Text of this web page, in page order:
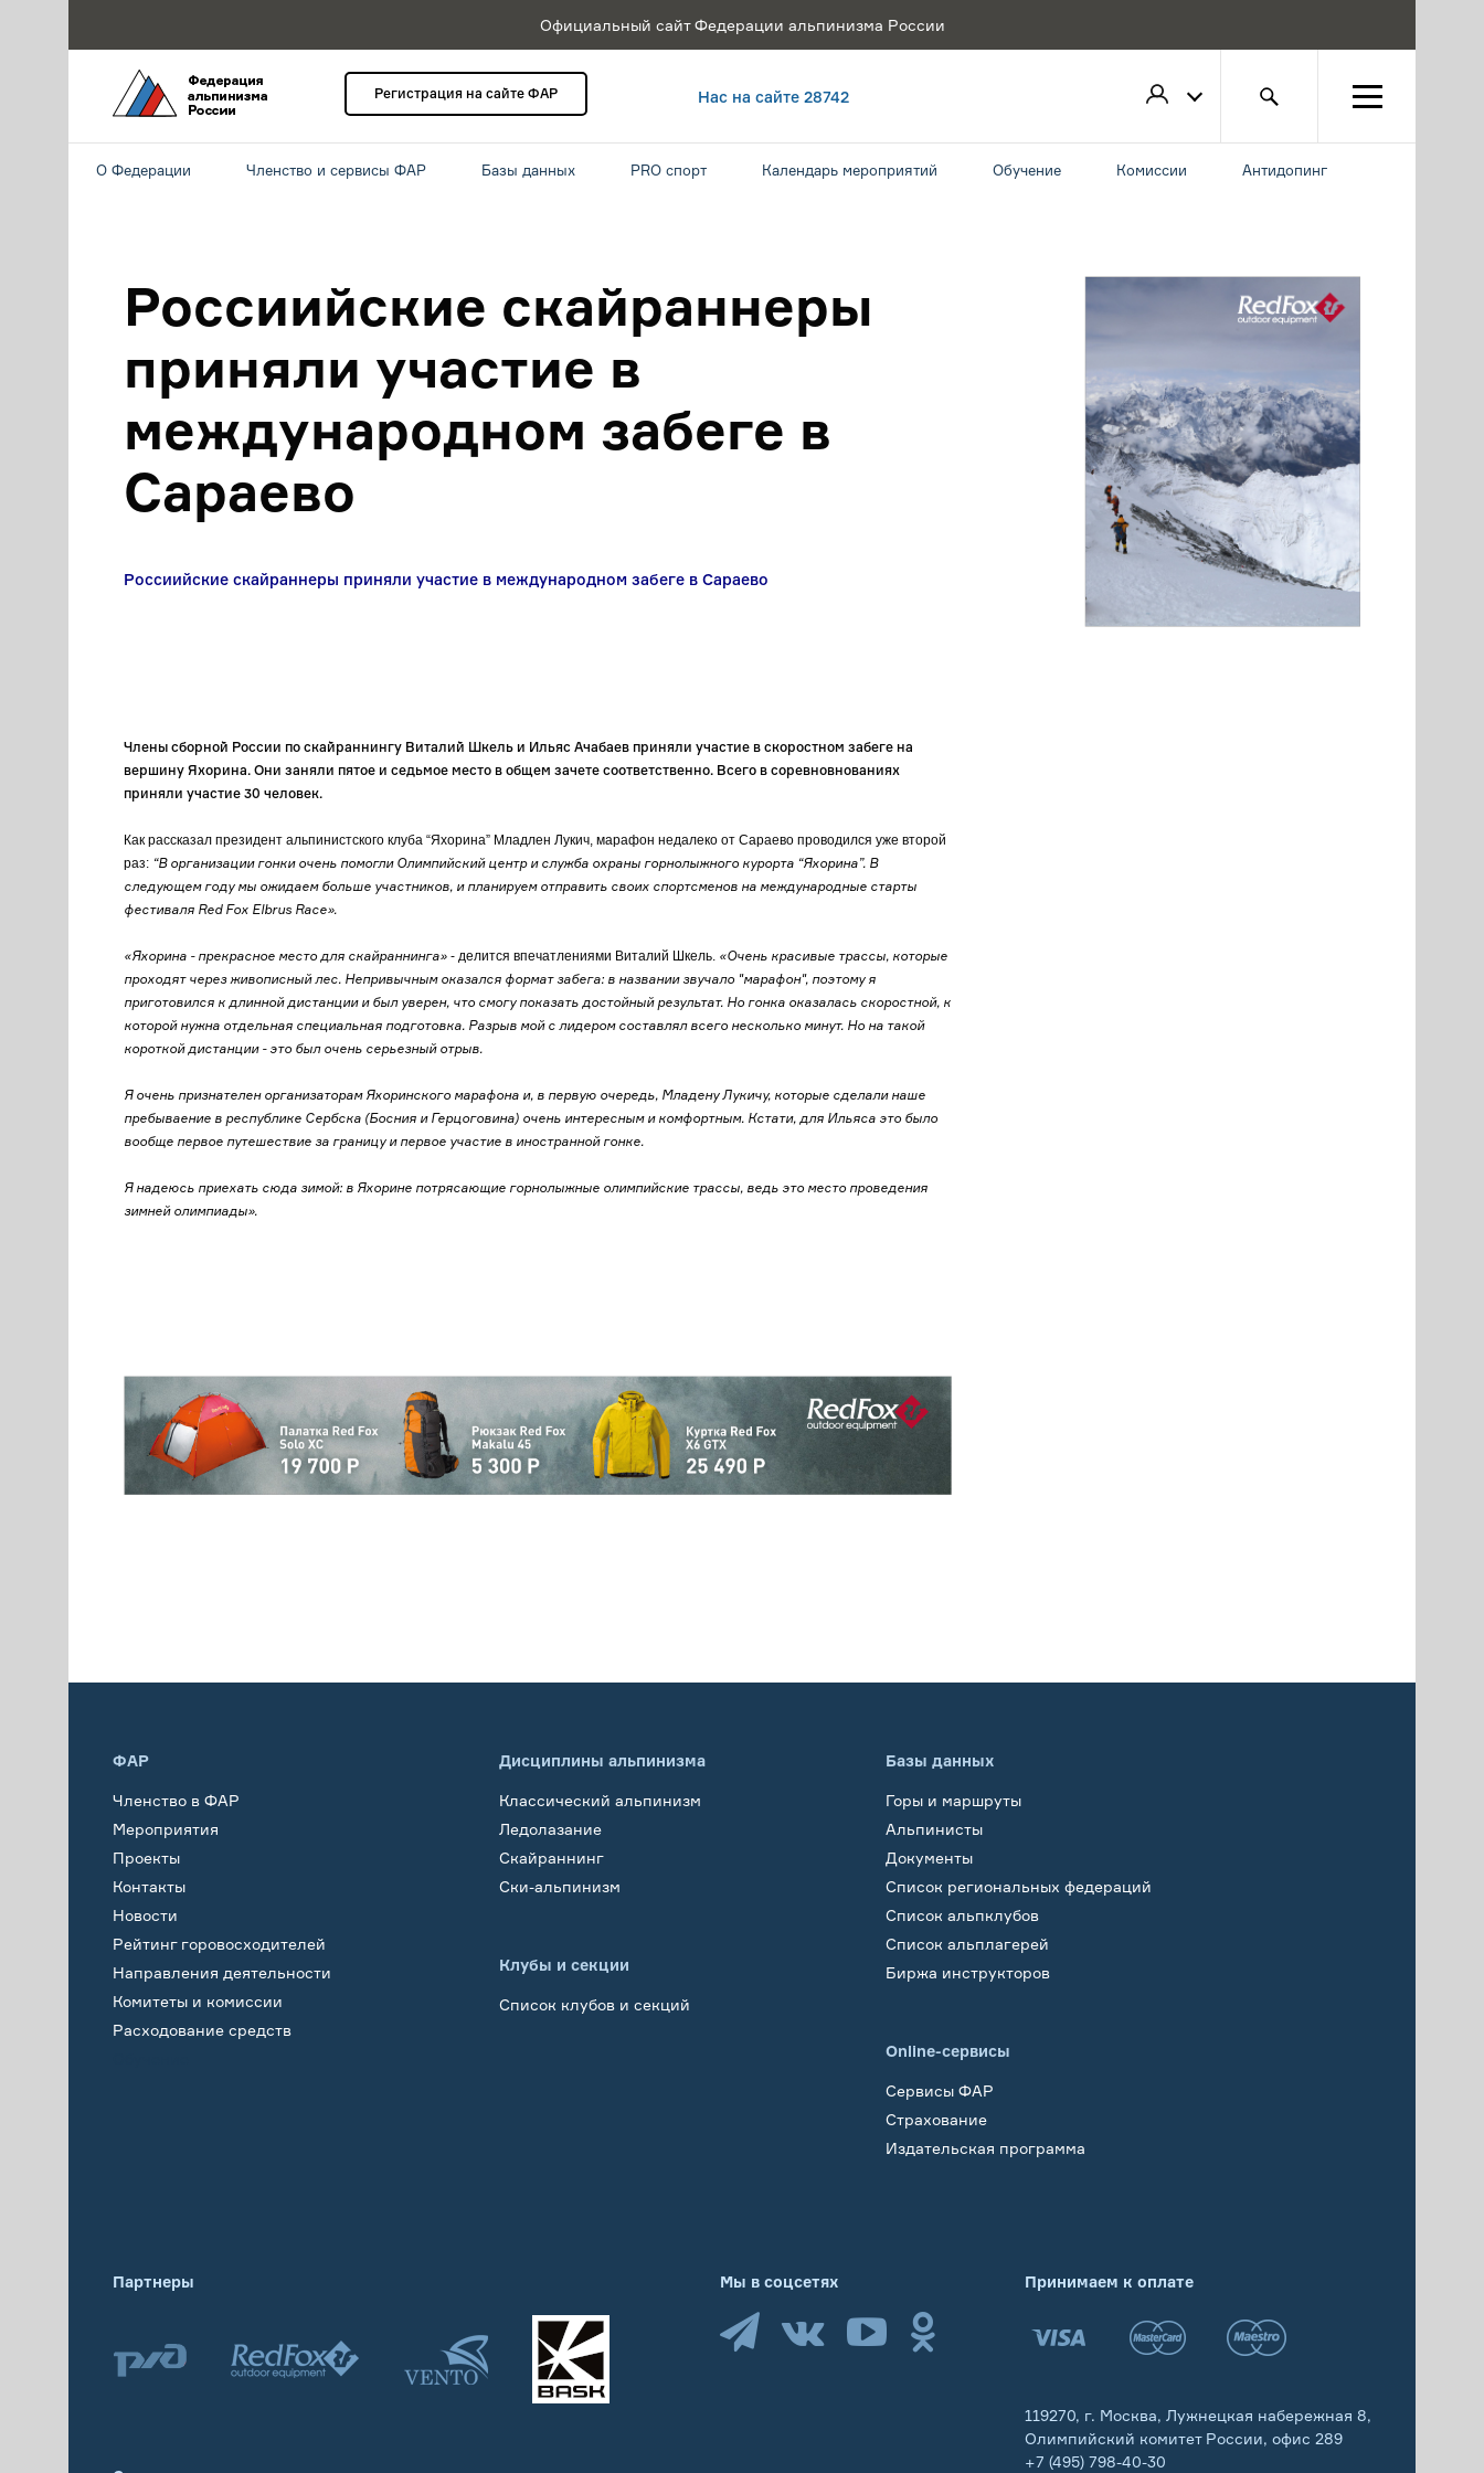
Официальный сайт Федерации альпинизма России
Регистрация на сайте ФАР Нас на сайте 28742
О Федерации Членство и сервисы ФАР Базы данных PRO спорт Календарь мероприятий Обучение Комиссии Антидопинг
Россиийские скайраннеры
приняли участие в
международном забеге в
Сараево
Россиийские скайраннеры приняли участие в международном забеге в Сараево
Члены сборной России по скайраннингу Виталий Шкель и Ильяс Ачабаев приняли участие в скоростном забеге на
вершину Яхорина. Они заняли пятое и седьмое место в общем зачете соответственно. Всего в соревновнованиях
приняли участие 30 человек.
Как рассказал президент альпинистского клуба “Яхорина” Младлен Лукич, марафон недалеко от Сараево проводился уже второй
раз: “В организации гонки очень помогли Олимпийский центр и служба охраны горнолыжного курорта “Яхорина”. В
следующем году мы ожидаем больше участников, и планируем отправить своих спортсменов на международные старты
фестиваля Red Fox Elbrus Race».
«Яхорина - прекрасное место для скайраннинга» - делится впечатлениями Виталий Шкель. «Очень красивые трассы, которые
проходят через живописный лес. Непривычным оказался формат забега: в названии звучало "марафон", поэтому я
приготовился к длинной дистанции и был уверен, что смогу показать достойный результат. Но гонка оказалась скоростной, к
которой нужна отдельная специальная подготовка. Разрыв мой с лидером составлял всего несколько минут. Но на такой
короткой дистанции - это был очень серьезный отрыв.
Я очень признателен организаторам Яхоринского марафона и, в первую очередь, Младену Лукичу, которые сделали наше
пребываение в республике Сербска (Босния и Герцоговина) очень интересным и комфортным. Кстати, для Ильяса это было
вообще первое путешествие за границу и первое участие в иностранной гонке.
Я надеюсь приехать сюда зимой: в Яхорине потрясающие горнолыжные олимпийские трассы, ведь это место проведения
зимней олимпиады».
ФАР
Членство в ФАР
Мероприятия
Проекты
Контакты
Новости
Рейтинг горовосходителей
Направления деятельности
Комитеты и комиссии
Расходование средств
Дисциплины альпинизма
Классический альпинизм
Ледолазание
Скайраннинг
Ски-альпинизм
Клубы и секции
Список клубов и секций
Базы данных
Горы и маршруты
Альпинисты
Документы
Список региональных федераций
Список альпклубов
Список альплагерей
Биржа инструкторов
Online-сервисы
Сервисы ФАР
Страхование
Издательская программа
Партнеры Принимаем к оплате
119270, г. Москва, Лужнецкая набережная 8,
Олимпийский комитет России, офис 289
+7 (495) 798-40-30
Мы в соцсетях